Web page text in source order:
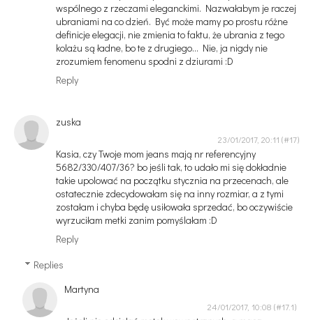
wspólnego z rzeczami eleganckimi. Nazwałabym je raczej
ubraniami na co dzień. Być może mamy po prostu różne
definicje elegacji, nie zmienia to faktu, że ubrania z tego
kolażu są ładne, bo te z drugiego... Nie, ja nigdy nie
zrozumiem fenomenu spodni z dziurami :D
Reply
zuska
23/01/2017, 20:11
Kasia, czy Twoje mom jeans mają nr referencyjny
5682/330/407/36? bo jeśli tak, to udało mi się dokładnie
takie upolować na początku stycznia na przecenach, ale
ostatecznie zdecydowałam się na inny rozmiar, a z tymi
zostałam i chyba będę usiłowała sprzedać, bo oczywiście
wyrzuciłam metki zanim pomyślałam :D
Reply
Replies
Martyna
24/01/2017, 10:08